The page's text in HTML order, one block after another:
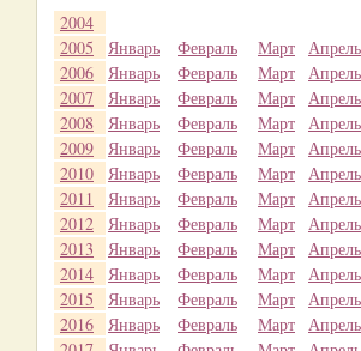
2004
2005
Январь Февраль Март Апрель
2006
Январь Февраль Март Апрель
2007
Январь Февраль Март Апрель
2008
Январь Февраль Март Апрель
2009
Январь Февраль Март Апрель
2010
Январь Февраль Март Апрель
2011
Январь Февраль Март Апрель
2012
Январь Февраль Март Апрель
2013
Январь Февраль Март Апрель
2014
Январь Февраль Март Апрель
2015
Январь Февраль Март Апрель
2016
Январь Февраль Март Апрель